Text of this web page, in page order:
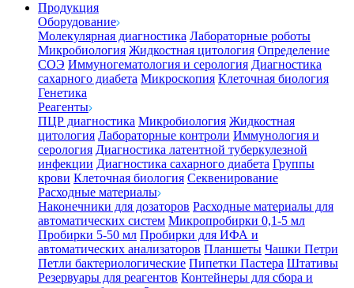
Продукция
Оборудование
Молекулярная диагностика Лабораторные роботы
Микробиология Жидкостная цитология Определение
СОЭ Иммуногематология и серология Диагностика
сахарного диабета Микроскопия Клеточная биология
Генетика
Реагенты
ПЦР диагностика Микробиология Жидкостная
цитология Лабораторные контроли Иммунология и
серология Диагностика латентной туберкулезной
инфекции Диагностика сахарного диабета Группы
крови Клеточная биология Секвенирование
Расходные материалы
Наконечники для дозаторов Расходные материалы для
автоматических систем Микропробирки 0,1-5 мл
Пробирки 5-50 мл Пробирки для ИФА и
автоматических анализаторов Планшеты Чашки Петри
Петли бактериологические Пипетки Пастера Штативы
Резервуары для реагентов Контейнеры для сбора и